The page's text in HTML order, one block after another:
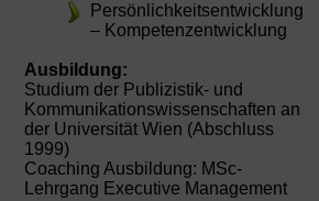
Persönlichkeitsentwicklung
– Kompetenzentwicklung
Ausbildung:
Studium der Publizistik- und
Kommunikationswissenschaften an
der Universität Wien (Abschluss
1999)
Coaching Ausbildung: MSc-
Lehrgang Executive Management